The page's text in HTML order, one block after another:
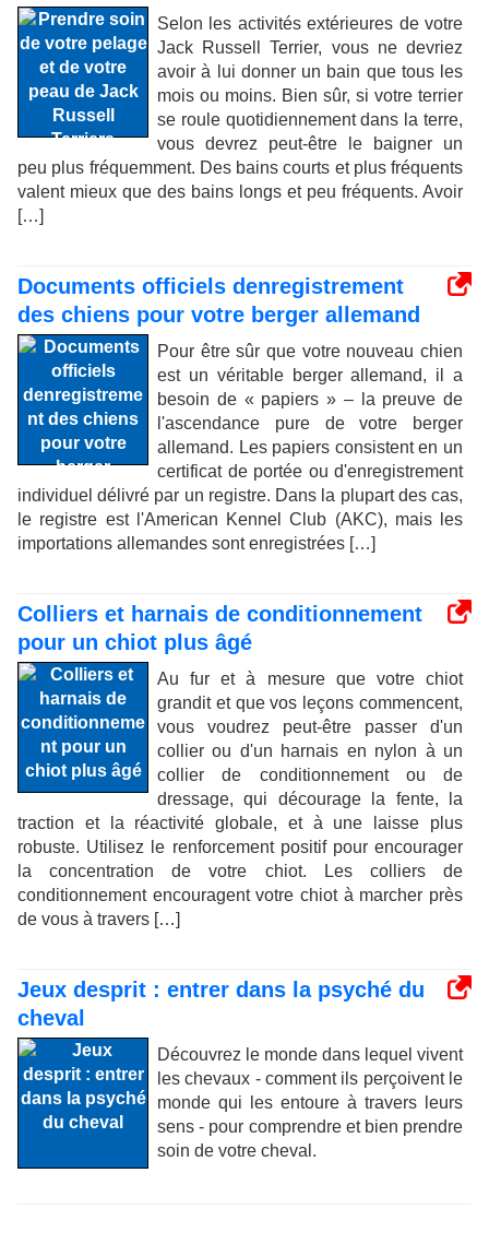
Selon les activités extérieures de votre
Jack Russell Terrier, vous ne devriez
avoir à lui donner un bain que tous les
mois ou moins. Bien sûr, si votre terrier
se roule quotidiennement dans la terre,
vous devrez peut-être le baigner un
peu plus fréquemment. Des bains courts et plus fréquents
valent mieux que des bains longs et peu fréquents. Avoir
[…]
Documents officiels denregistrement
des chiens pour votre berger allemand
Pour être sûr que votre nouveau chien
est un véritable berger allemand, il a
besoin de « papiers » – la preuve de
l'ascendance pure de votre berger
allemand. Les papiers consistent en un
certificat de portée ou d'enregistrement
individuel délivré par un registre. Dans la plupart des cas,
le registre est l'American Kennel Club (AKC), mais les
importations allemandes sont enregistrées […]
Colliers et harnais de conditionnement
pour un chiot plus âgé
Au fur et à mesure que votre chiot
grandit et que vos leçons commencent,
vous voudrez peut-être passer d'un
collier ou d'un harnais en nylon à un
collier de conditionnement ou de
dressage, qui décourage la fente, la
traction et la réactivité globale, et à une laisse plus
robuste. Utilisez le renforcement positif pour encourager
la concentration de votre chiot. Les colliers de
conditionnement encouragent votre chiot à marcher près
de vous à travers […]
Jeux desprit : entrer dans la psyché du
cheval
Découvrez le monde dans lequel vivent
les chevaux - comment ils perçoivent le
monde qui les entoure à travers leurs
sens - pour comprendre et bien prendre
soin de votre cheval.